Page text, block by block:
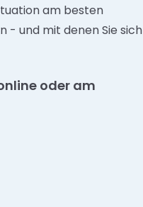
am besten
- und mit denen Sie sich
oder am